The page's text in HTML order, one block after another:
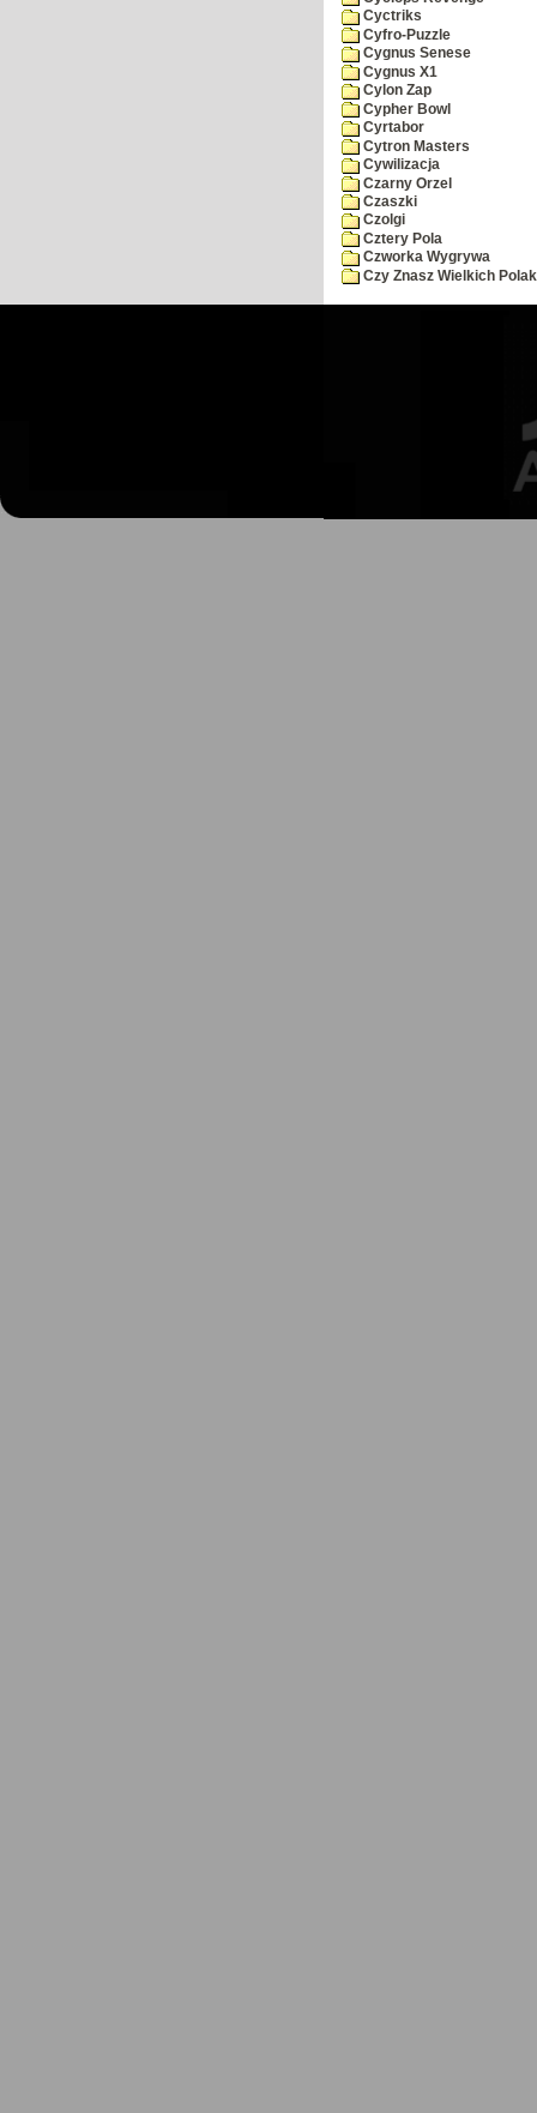
Cyctriks
Cyfro-Puzzle
Cygnus Senese
Cygnus X1
Cylon Zap
Cypher Bowl
Cyrtabor
Cytron Masters
Cywilizacja
Czarny Orzel
Czaszki
Czolgi
Cztery Pola
Czworka Wygrywa
Czy Znasz Wielkich